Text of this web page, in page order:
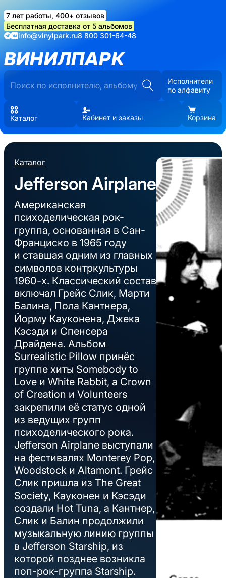
7 лет работы, 400+ отзывов
Бесплатная доставка от 5 альбомов
info@vinylpark.ru8 800 301-64-48
ВИНИЛПАРК
Исполнители
по алфавиту
Каталог Кабинет и заказы Корзина
Каталог
Jefferson Airplane
Американская
психоделическая рок-
группа, основанная в Сан-
Франциско в 1965 году
и ставшая одним из главных
символов контркультуры
1960-х. Классический состав
включал Грейс Слик, Марти
Балина, Пола Кантнера,
Йорму Кауконена, Джека
Кэсэди и Спенсера
Драйдена. Альбом
Surrealistic Pillow принёс
группе хиты Somebody to
Love и White Rabbit, а Crown
of Creation и Volunteers
закрепили её статус одной
из ведущих групп
психоделического рока.
Jefferson Airplane выступали
на фестивалях Monterey Pop,
Woodstock и Altamont. Грейс
Слик пришла из The Great
Society, Кауконен и Кэсэди
создали Hot Tuna, а Кантнер,
Слик и Балин продолжили
музыкальную линию группы
в Jefferson Starship, из
которой позднее возникла
поп-рок-группа Starship.